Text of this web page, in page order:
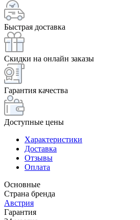
Быстрая доставка
Скидки на онлайн заказы
Гарантия качества
Доступные цены
Характеристики
Доставка
Отзывы
Оплата
Основные
Страна бренда
Австрия
Гарантия